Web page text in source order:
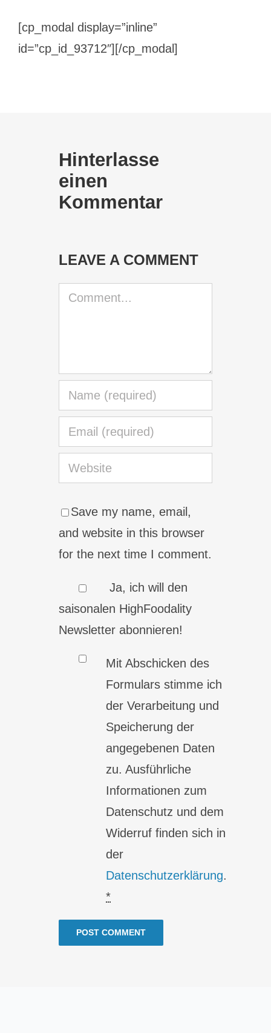
[cp_modal display=”inline”
id=”cp_id_93712″][/cp_modal]
Hinterlasse
einen
Kommentar
LEAVE A COMMENT
Comment
Save my name, email,
and website in this browser
for the next time I comment.
Ja, ich will den
saisonalen HighFoodality
Newsletter abonnieren!
Mit Abschicken des
Formulars stimme ich
der Verarbeitung und
Speicherung der
angegebenen Daten
zu. Ausführliche
Informationen zum
Datenschutz und dem
Widerruf finden sich in
der
Datenschutzerklärung.
*